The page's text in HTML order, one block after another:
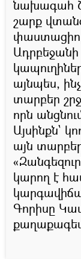
նախագահ
շարք
այնպես,
տարբեր
որն
Այսինքն`
այն
կարող է
Գորիսը